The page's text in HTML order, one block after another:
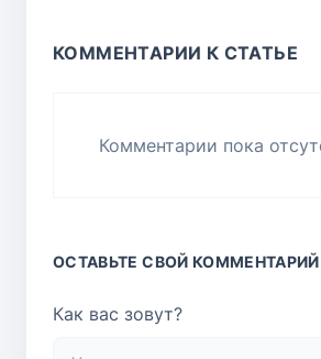
КОММЕНТАРИИ К СТАТЬЕ
Комментарии пока
ОСТАВЬТЕ СВОЙ КОММЕНТАРИЙ
Как вас зовут?